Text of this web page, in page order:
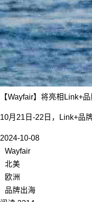
【Wayfair】将亮相Link+
10月21日-22日，Link+品
2024-10-08
Wayfair
北美
欧洲
品牌出海